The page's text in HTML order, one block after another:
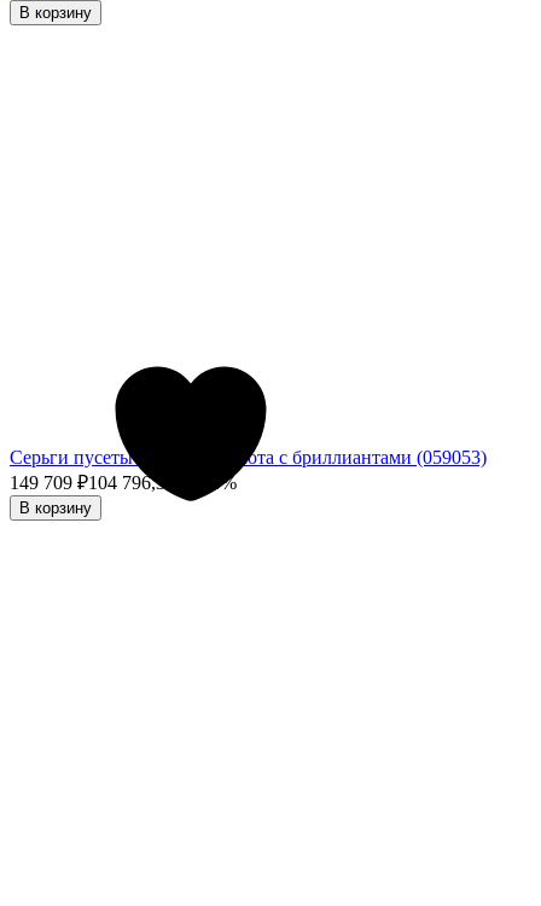
В корзину
Серьги пусеты из белого золота с бриллиантами (059053)
149 709 ₽104 796,30 - 30%
В корзину